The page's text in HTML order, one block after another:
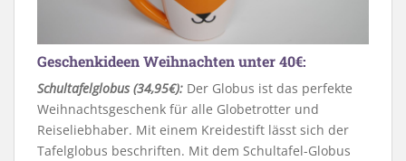
Geschenkideen Weihnachten unter 40€:
Schultafelglobus (34,95€): Der Globus ist das perfekte
Weihnachtsgeschenk für alle Globetrotter und
Reiseliebhaber. Mit einem Kreidestift lässt sich der
Tafelglobus beschriften. Mit dem Schultafel-Globus